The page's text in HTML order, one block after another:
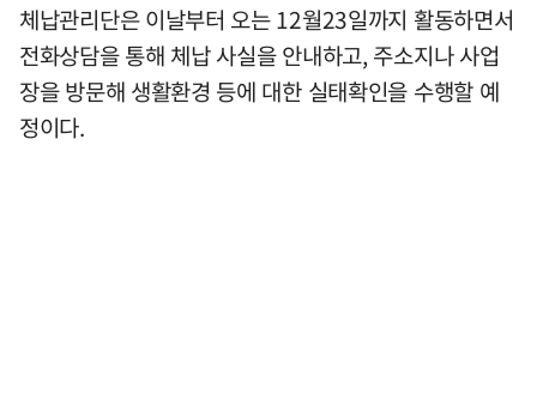
체납관리단은 이날부터 오는 12월23일까지 활동하면서
전화상담을 통해 체납 사실을 안내하고, 주소지나 사업
장을 방문해 생활환경 등에 대한 실태확인을 수행할 예
정이다.